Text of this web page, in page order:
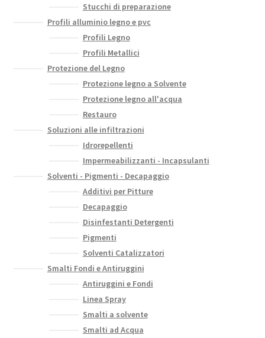
Stucchi di preparazione
Profili alluminio legno e pvc
Profili Legno
Profili Metallici
Protezione del Legno
Protezione legno a Solvente
Protezione legno all'acqua
Restauro
Soluzioni alle infiltrazioni
Idrorepellenti
Impermeabilizzanti - Incapsulanti
Solventi - Pigmenti - Decapaggio
Additivi per Pitture
Decapaggio
Disinfestanti Detergenti
Pigmenti
Solventi Catalizzatori
Smalti Fondi e Antiruggini
Antiruggini e Fondi
Linea Spray
Smalti a solvente
Smalti ad Acqua